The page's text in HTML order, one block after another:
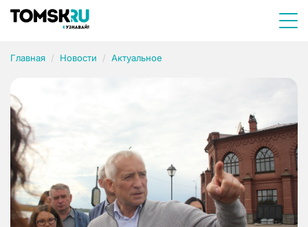
Главная Новости Актуальное